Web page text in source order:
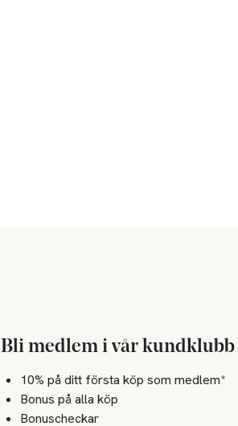
Bli medlem i vår kundklubb
10% på ditt första köp som medlem*
Bonus på alla köp
Bonuscheckar